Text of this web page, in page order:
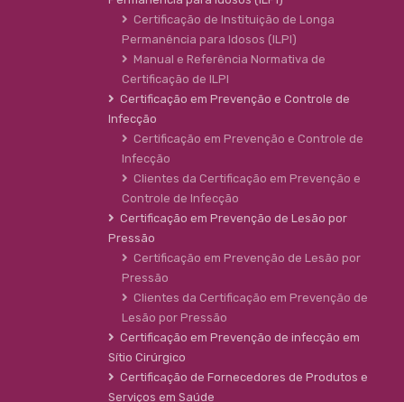
Certificação de Instituição de Longa
Permanência para Idosos (ILPI)
Manual e Referência Normativa de
Certificação de ILPI
Certificação em Prevenção e Controle de
Infecção
Certificação em Prevenção e Controle de
Infecção
Clientes da Certificação em Prevenção e
Controle de Infecção
Certificação em Prevenção de Lesão por
Pressão
Certificação em Prevenção de Lesão por
Pressão
Clientes da Certificação em Prevenção de
Lesão por Pressão
Certificação em Prevenção de infecção em
Sítio Cirúrgico
Certificação de Fornecedores de Produtos e
Serviços em Saúde